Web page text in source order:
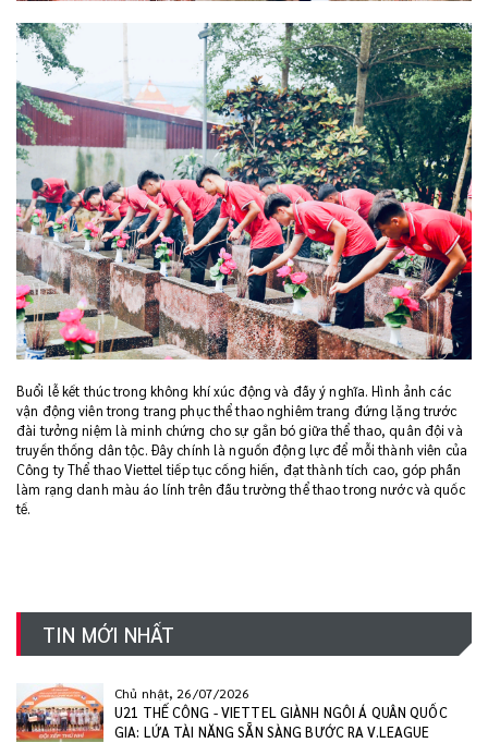
Buổi lễ kết thúc trong không khí xúc động và đầy ý nghĩa. Hình ảnh các
vận động viên trong trang phục thể thao nghiêm trang đứng lặng trước
đài tưởng niệm là minh chứng cho sự gắn bó giữa thể thao, quân đội và
truyền thống dân tộc. Đây chính là nguồn động lực để mỗi thành viên của
Công ty Thể thao Viettel tiếp tục cống hiến, đạt thành tích cao, góp phần
làm rạng danh màu áo lính trên đấu trường thể thao trong nước và quốc
tế.
TIN MỚI NHẤT
Chủ nhật, 26/07/2026
U21 THỂ CÔNG - VIETTEL GIÀNH NGÔI Á QUÂN QUỐC
GIA: LỨA TÀI NĂNG SẴN SÀNG BƯỚC RA V.LEAGUE